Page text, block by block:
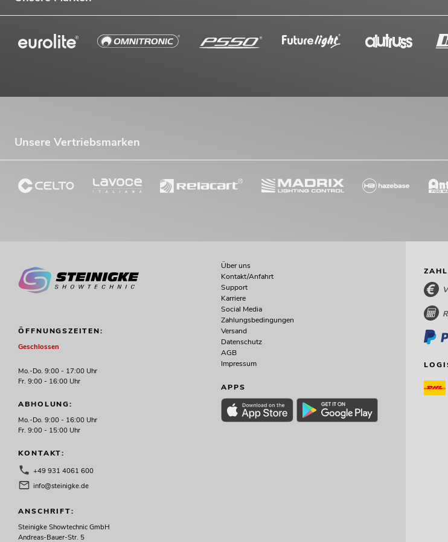
Unsere Vertriebsmarken
ÖFFNUNGSZEITEN:
Geschlossen
Mo.-Do. 9:00 - 17:00 Uhr
Fr. 9:00 - 16:00 Uhr
ABHOLUNG:
Mo.-Do. 9:00 - 16:00 Uhr
Fr. 9:00 - 15:00 Uhr
KONTAKT:
+49 931 4061 600
info@steinigke.de
ANSCHRIFT:
Steinigke Showtechnic GmbH
Andreas-Bauer-Str. 5
Über uns
Kontakt/Anfahrt
Support
Karriere
Social Media
Zahlungsbedingungen
Versand
Datenschutz
AGB
Impressum
APPS